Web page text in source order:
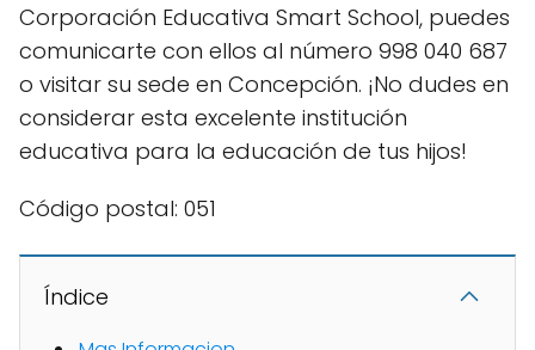
Corporación Educativa Smart School, puedes
comunicarte con ellos al número 998 040 687
o visitar su sede en Concepción. ¡No dudes en
considerar esta excelente institución
educativa para la educación de tus hijos!
Código postal: 051
Índice